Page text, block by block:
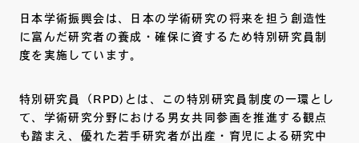
日本学術振興会は、日本の学術研究の将来を担う創造性
に富んだ研究者の養成・確保に資するため特別研究員制
度を実施しています。
特別研究員（RPD)とは、この特別研究員制度の一環とし
て、学術研究分野における男女共同参画を推進する観点
も踏まえ、優れた若手研究者が出産・育児による研究中